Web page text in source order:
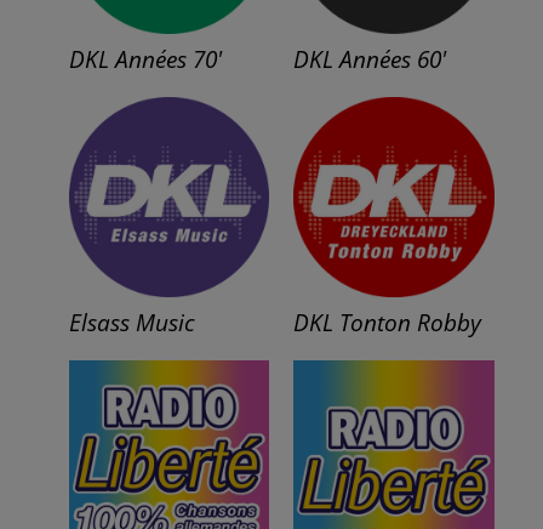
DKL Années 70' DKL Années 60'
Elsass Music DKL Tonton Robby